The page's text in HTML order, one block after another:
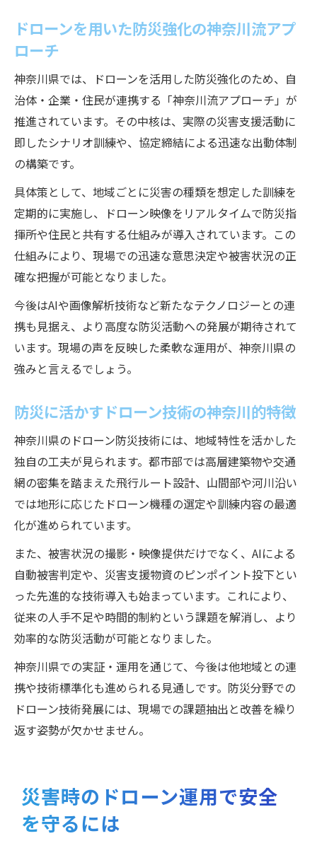
ドローンを用いた防災強化の神奈川流アプ
ローチ
神奈川県では、ドローンを活用した防災強化のため、自
治体・企業・住民が連携する「神奈川流アプローチ」が
推進されています。その中核は、実際の災害支援活動に
即したシナリオ訓練や、協定締結による迅速な出動体制
の構築です。
具体策として、地域ごとに災害の種類を想定した訓練を
定期的に実施し、ドローン映像をリアルタイムで防災指
揮所や住民と共有する仕組みが導入されています。この
仕組みにより、現場での迅速な意思決定や被害状況の正
確な把握が可能となりました。
今後はAIや画像解析技術など新たなテクノロジーとの連
携も見据え、より高度な防災活動への発展が期待されて
います。現場の声を反映した柔軟な運用が、神奈川県の
強みと言えるでしょう。
防災に活かすドローン技術の神奈川的特徴
神奈川県のドローン防災技術には、地域特性を活かした
独自の工夫が見られます。都市部では高層建築物や交通
網の密集を踏まえた飛行ルート設計、山間部や河川沿い
では地形に応じたドローン機種の選定や訓練内容の最適
化が進められています。
また、被害状況の撮影・映像提供だけでなく、AIによる
自動被害判定や、災害支援物資のピンポイント投下とい
った先進的な技術導入も始まっています。これにより、
従来の人手不足や時間的制約という課題を解消し、より
効率的な防災活動が可能となりました。
神奈川県での実証・運用を通じて、今後は他地域との連
携や技術標準化も進められる見通しです。防災分野での
ドローン技術発展には、現場での課題抽出と改善を繰り
返す姿勢が欠かせません。
災害時のドローン運用で安全
を守るには